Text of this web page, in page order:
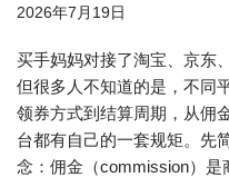
2026年7月19日
买手妈妈对接了淘宝、京东
但很多人不知道的是，不
领券方式到结算周期，从佣
台都有自己的一套规矩。先
念：佣金（commission）